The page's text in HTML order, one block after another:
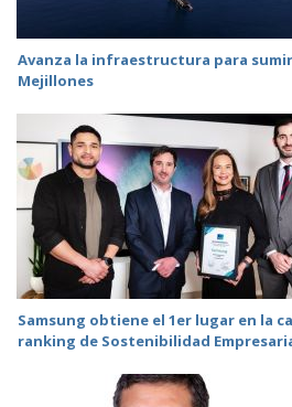
Avanza la infraestructura para
Mejillones
Samsung obtiene el 1er lugar en la
ranking de Sostenibilidad